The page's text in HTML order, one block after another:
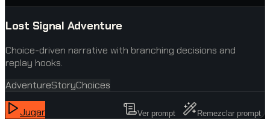
Lost Signal Adventure
Choice-driven narrative with branching decisions and
replay hooks.
AdventureStoryChoices
Jugar Ver prompt Remezclar prompt